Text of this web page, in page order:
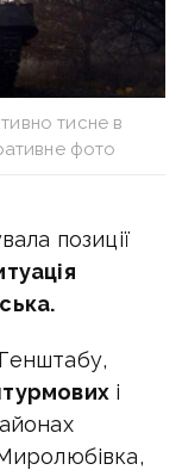
тисне в
фото
позиції
Генштабу,
і